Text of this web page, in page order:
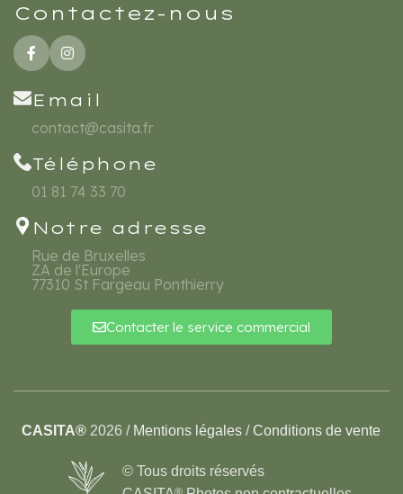
Contactez-nous
Email
contact@casita.fr
Téléphone
01 81 74 33 70
Notre adresse
Rue de Bruxelles
ZA de l'Europe
77310 St Fargeau Ponthierry
Contacter le service commercial
CASITA® 2026 / Mentions légales /Conditions de vente
© Tous droits réservés